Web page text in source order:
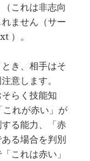
これは非志向
ません（サー
）。
き、相手はそ
意します。
らく技能知
れが赤い」が
る能力、「赤
る場合を判別
これは赤い」